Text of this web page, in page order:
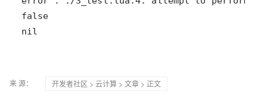
nil
来 源： 开发者社区 > 云计算 > 文章 > 正文